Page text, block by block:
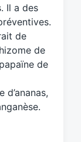
Il a des
de
de
de